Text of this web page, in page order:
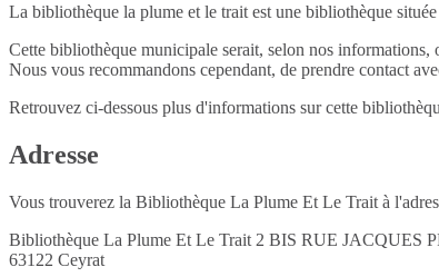
La bibliothèque la plume et le trait est une bibliothèque
Cette bibliothèque municipale serait, selon nos informations,
Nous vous recommandons cependant, de prendre contact
Retrouvez ci-dessous plus d'informations sur cette
Adresse
Vous trouverez la Bibliothèque La Plume Et Le Trait à
Bibliothèque La Plume Et Le Trait 2 BIS RUE JACQUES
63122 Ceyrat